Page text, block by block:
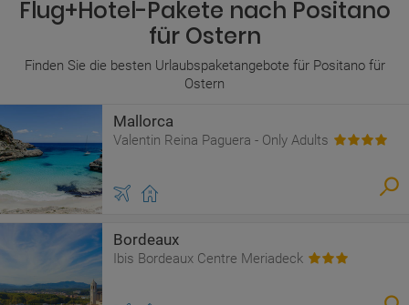
Flug+Hotel-Pakete nach Positano
für Ostern
Finden Sie die besten Urlaubspaketangebote für Positano für
Ostern
Mallorca
Valentin Reina Paguera - Only Adults
Bordeaux
Ibis Bordeaux Centre Meriadeck